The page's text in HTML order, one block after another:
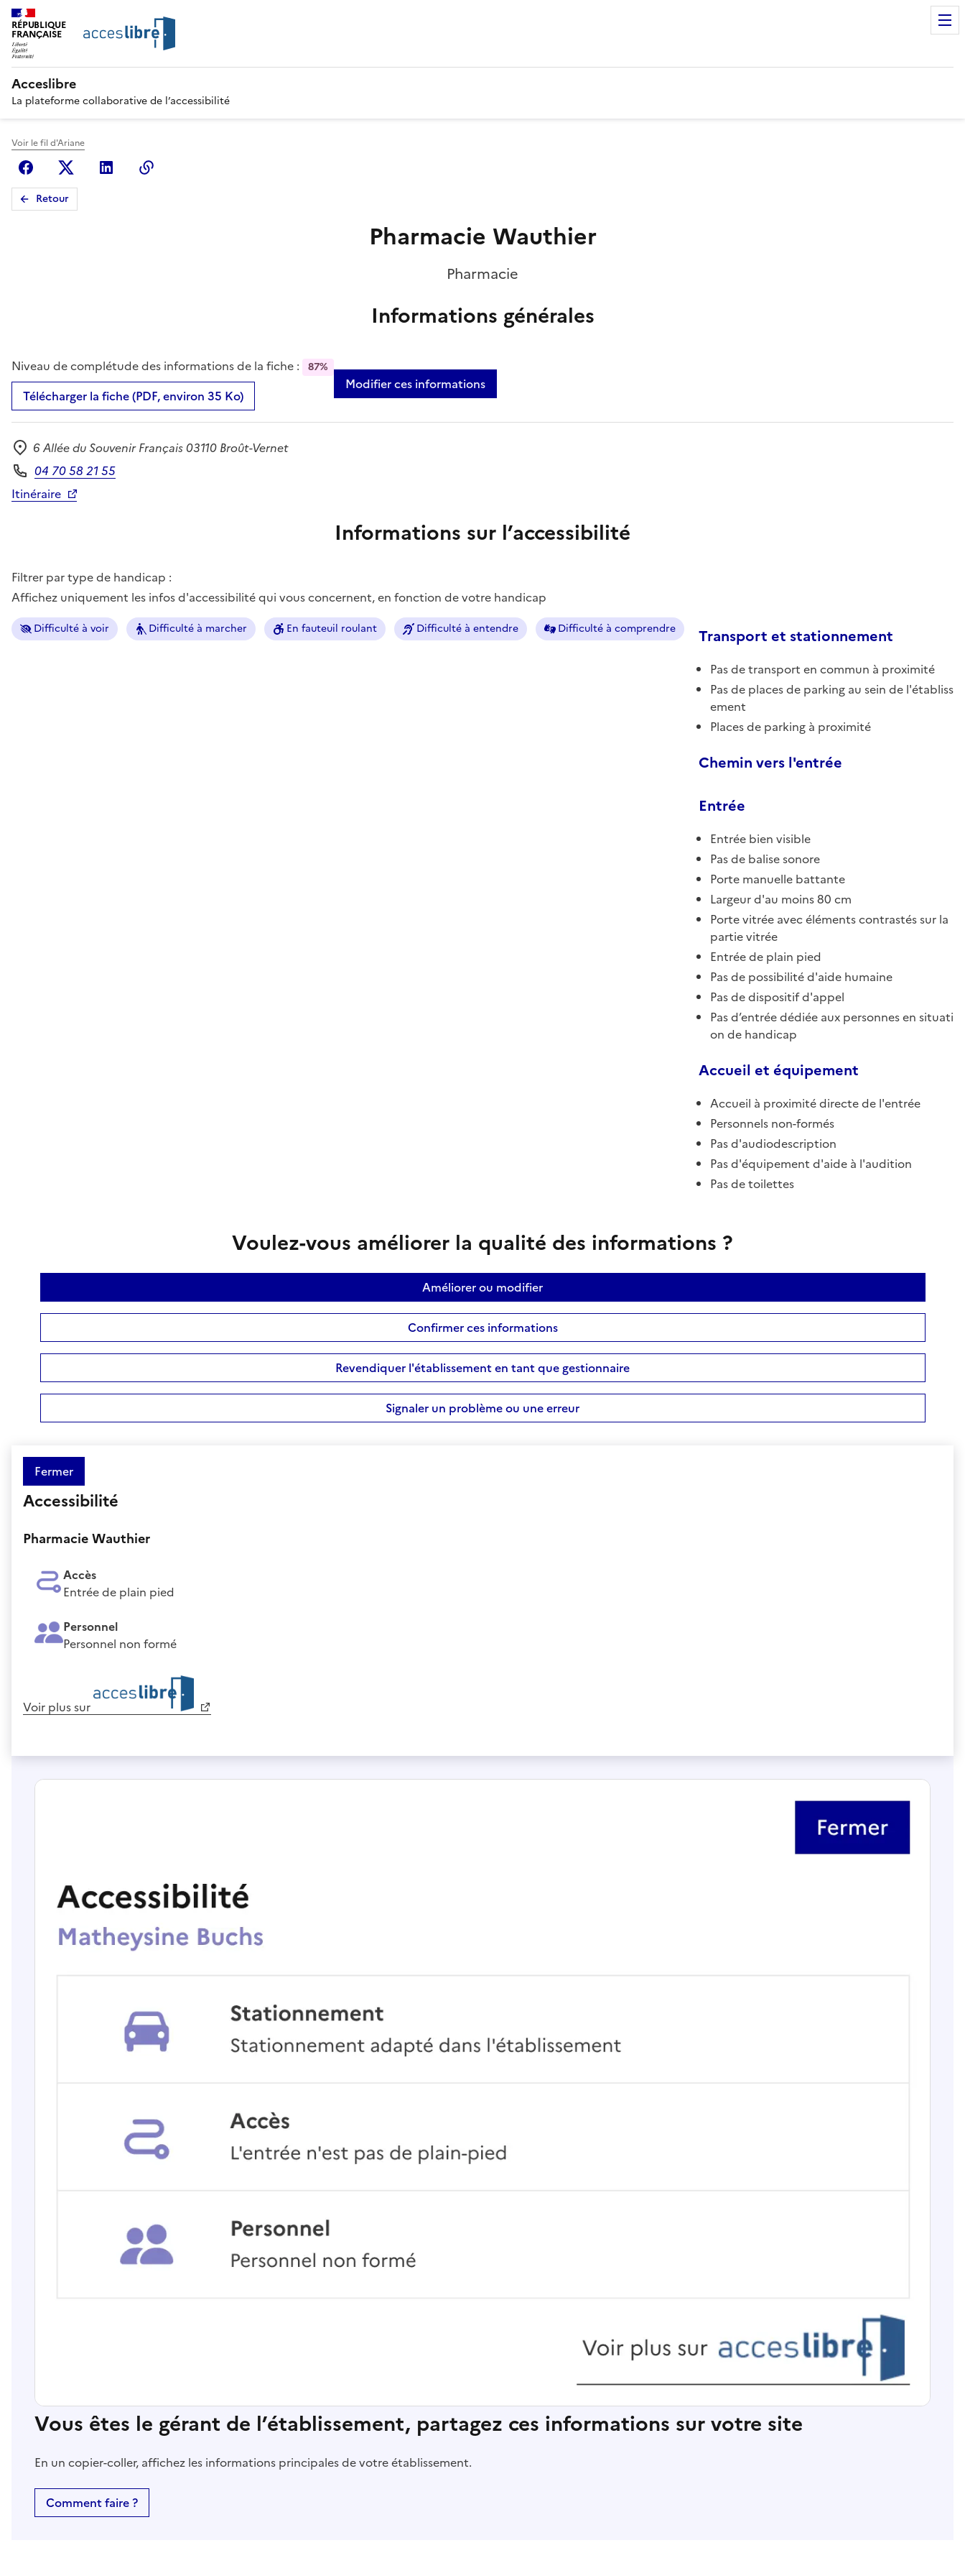
RÉPUBLIQUE
FRANÇAISE
Acceslibre
La plateforme collaborative de l’accessibilité
Voir le fil d'Ariane
FacebookX (anciennement Twitter)
Linkedin
Retour
Pharmacie Wauthier
Pharmacie
Informations générales
Niveau de complétude des informations de la fiche : 87%
Télécharger la fiche (PDF, environ 35 Ko)
Modifier ces informations
Adresse
6 Allée du Souvenir Français 03110 Broût-Vernet
Téléphone
04 70 58 21 55
Itinéraire
Informations sur l’accessibilité
Filtrer par type de handicap :
Affichez uniquement les infos d'accessibilité qui vous concernent, en fonction de votre handicap
Difficulté à voir Difficulté à marcher En fauteuil roulant Difficulté à entendre Difficulté à comprendre Transport et stationnement
Pas de transport en commun à proximité
Pas de places de parking au sein de l'établiss
ement
Places de parking à proximité
Chemin vers l'entrée
Entrée
Entrée bien visible
Pas de balise sonore
Porte manuelle battante
Largeur d'au moins 80 cm
Porte vitrée avec éléments contrastés sur la
partie vitrée
Entrée de plain pied
Pas de possibilité d'aide humaine
Pas de dispositif d'appel
Pas d’entrée dédiée aux personnes en situati
on de handicap
Accueil et équipement
Accueil à proximité directe de l'entrée
Personnels non-formés
Pas d'audiodescription
Pas d'équipement d'aide à l'audition
Pas de toilettes
Voulez-vous améliorer la qualité des informations ?
Améliorer ou modifier
Confirmer ces informations
Revendiquer l'établissement en tant que gestionnaire
Signaler un problème ou une erreur
Fermer
Accessibilité
Pharmacie Wauthier
Accès
Entrée de plain pied
Personnel
Personnel non formé
Voir plus sur
Vous êtes le gérant de l’établissement, partagez ces informations sur votre site
En un copier-coller, affichez les informations principales de votre établissement.
Comment faire ?